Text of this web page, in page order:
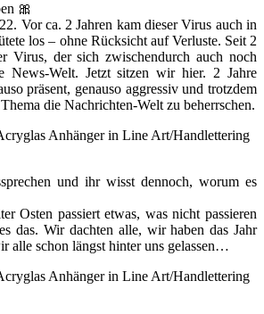
🎀
Vor ca. 2 Jahren kam dieser Virus auch in
los – ohne Rücksicht auf Verluste. Seit 2
Virus, der sich zwischendurch auch noch
News-Welt. Jetzt sitzen wir hier. 2 Jahre
präsent, genauso aggressiv und trotzdem
die Nachrichten-Welt zu beherrschen.
und ihr wisst dennoch, worum es
Osten passiert etwas, was nicht passieren
das. Wir dachten alle, wir haben das Jahr
alle schon längst hinter uns gelassen…